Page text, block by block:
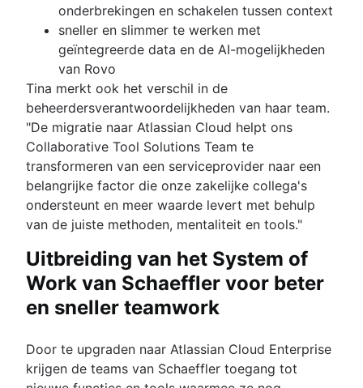
onderbrekingen en schakelen tussen context
sneller en slimmer te werken met
geïntegreerde data en de AI-mogelijkheden
van Rovo
Tina merkt ook het verschil in de
beheerdersverantwoordelijkheden van haar team.
"De migratie naar Atlassian Cloud helpt ons
Collaborative Tool Solutions Team te
transformeren van een serviceprovider naar een
belangrijke factor die onze zakelijke collega's
ondersteunt en meer waarde levert met behulp
van de juiste methoden, mentaliteit en tools."
Uitbreiding van het System of
Work van Schaeffler voor beter
en sneller teamwork
Door te upgraden naar Atlassian Cloud Enterprise
krijgen de teams van Schaeffler toegang tot